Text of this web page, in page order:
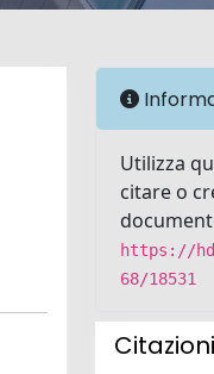
Utilizza
citare o
https://
68/18531
Citazioni